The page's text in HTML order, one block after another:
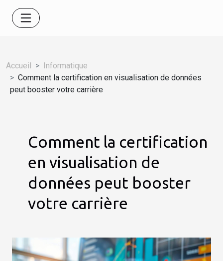
Accueil
Informatique
Comment la certification en visualisation de données
peut booster votre carrière
Comment la certification
en visualisation de
données peut booster
votre carrière